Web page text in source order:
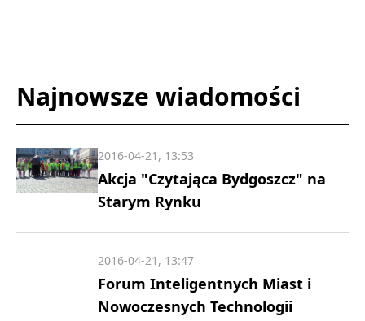
Najnowsze wiadomości
Akcja "Czytająca Bydgoszcz" na
Starym Rynku
2016-04-21, 13:53
Forum Inteligentnych Miast i
Nowoczesnych Technologii
2016-04-21, 13:47